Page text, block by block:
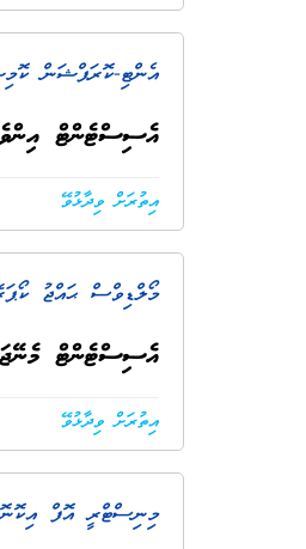
އެންޓި-ކޮރަޕްޝަން
އެސިސްޓެންޓް
އިތުރަށް ވިދާޅުވޭ
މޯލްޑިވްސް ޙައްޖު
އެސިސްޓެންޓް
އިތުރަށް ވިދާޅުވޭ
މިނިސްޓްރީ އޮފް